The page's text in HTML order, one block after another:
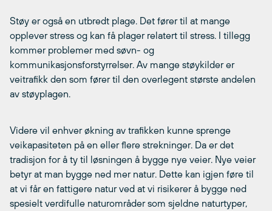
Støy er også en utbredt plage. Det fører til at mange
opplever stress og kan få plager relatert til stress. I tillegg
kommer problemer med søvn- og
kommunikasjonsforstyrrelser. Av mange støykilder er
veitrafikk den som fører til den overlegent største andelen
av støyplagen.
Videre vil enhver økning av trafikken kunne sprenge
veikapasiteten på en eller flere strekninger. Da er det
tradisjon for å ty til løsningen å bygge nye veier. Nye veier
betyr at man bygge ned mer natur. Dette kan igjen føre til
at vi får en fattigere natur ved at vi risikerer å bygge ned
spesielt verdifulle naturområder som sjeldne naturtyper,